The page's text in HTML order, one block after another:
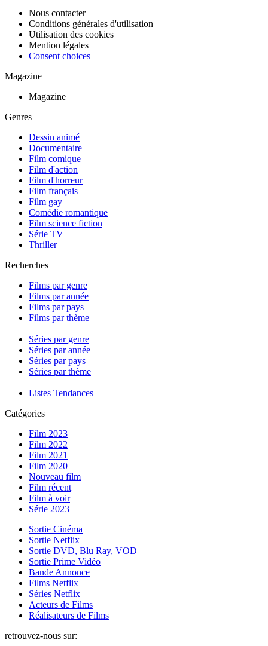
Nous contacter
Conditions générales d'utilisation
Utilisation des cookies
Mention légales
Consent choices
Magazine
Magazine
Genres
Dessin animé
Documentaire
Film comique
Film d'action
Film d'horreur
Film français
Film gay
Comédie romantique
Film science fiction
Série TV
Thriller
Recherches
Films par genre
Films par année
Films par pays
Films par thème
Séries par genre
Séries par année
Séries par pays
Séries par thème
Listes Tendances
Catégories
Film 2023
Film 2022
Film 2021
Film 2020
Nouveau film
Film récent
Film à voir
Série 2023
Sortie Cinéma
Sortie Netflix
Sortie DVD, Blu Ray, VOD
Sortie Prime Vidéo
Bande Annonce
Films Netflix
Séries Netflix
Acteurs de Films
Réalisateurs de Films
retrouvez-nous sur: